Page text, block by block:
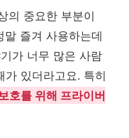
의 중요한 부분이
즐겨 사용하는데
가 너무 많은 사람
가 있더라고요. 특히
호를 위해 프라이버